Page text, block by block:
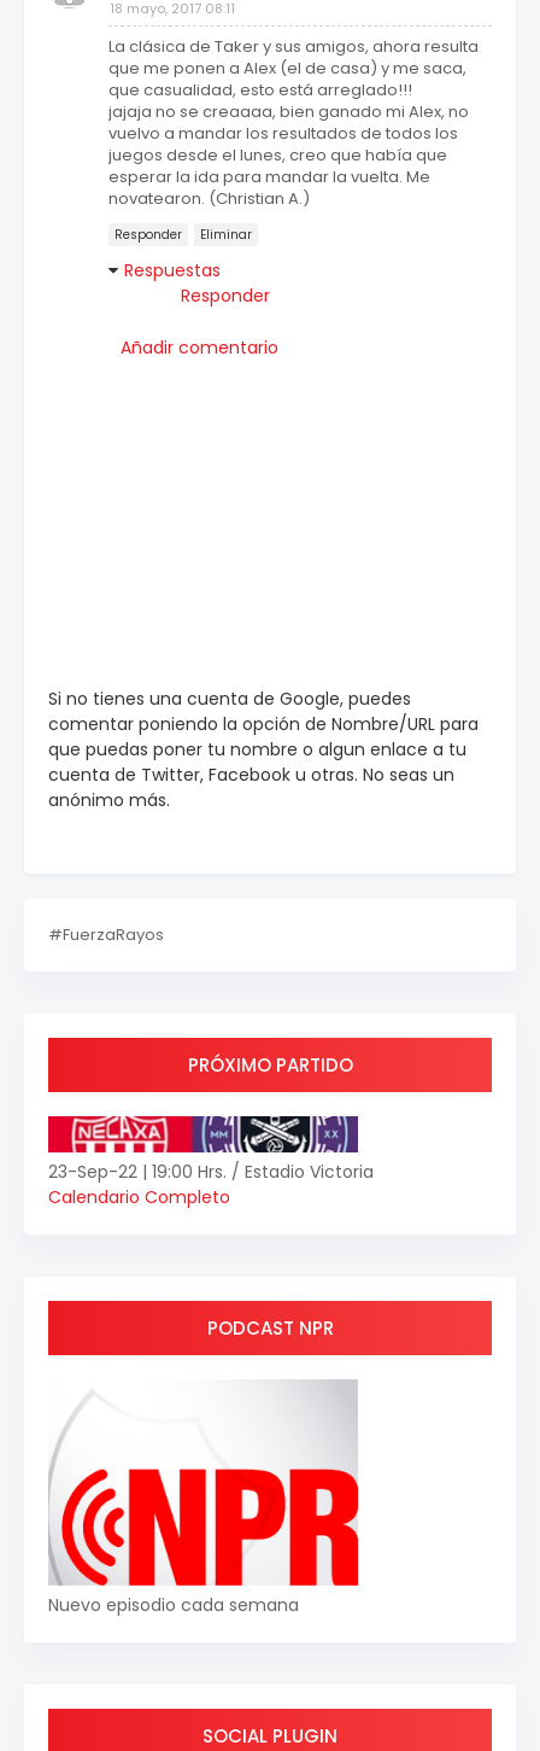
18 mayo, 2017 08:11
La clásica de Taker y sus amigos, ahora resulta
que me ponen a Alex (el de casa) y me saca,
que casualidad, esto está arreglado!!!
jajaja no se creaaaa, bien ganado mi Alex, no
vuelvo a mandar los resultados de todos los
juegos desde el lunes, creo que había que
esperar la ida para mandar la vuelta. Me
novatearon. (Christian A.)
Responder Eliminar
Respuestas
Responder
Añadir comentario
Si no tienes una cuenta de Google, puedes
comentar poniendo la opción de Nombre/URL para
que puedas poner tu nombre o algun enlace a tu
cuenta de Twitter, Facebook u otras. No seas un
anónimo más.
#FuerzaRayos
PRÓXIMO PARTIDO
23-Sep-22 | 19:00 Hrs. / Estadio Victoria
Calendario Completo
PODCAST NPR
Nuevo episodio cada semana
SOCIAL PLUGIN